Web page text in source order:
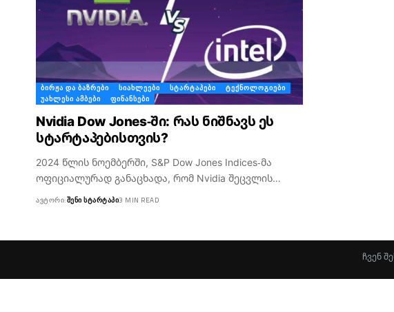
ᲑᲘᲠᲟᲐ ᲓᲐ ᲑᲐᲖᲠᲔᲑᲘ ᲡᲘᲐᲮᲚᲔᲔᲑᲘ ᲡᲢᲐᲠᲢᲐᲞᲔᲑᲘ
ᲢᲔᲥᲜᲝᲚᲝᲒᲘᲔᲑᲘ
ᲣᲐᲮᲚᲔᲡᲘ ᲐᲛᲑᲔᲑᲘ
ᲤᲘᲜᲐᲜᲡᲔᲑᲘ
Nvidia Dow Jones-ში: რას ნიშნავს ეს
სტარტაპებისთვის?
2024 წლის ნოემბერში, S&P Dow Jones Indices-მა
ოფიციალურად განაცხადა, რომ Nvidia შეცვლის…
ᲐᲕᲢᲝᲠᲘ:ᲨᲔᲜᲘ ᲡᲢᲐᲠᲢᲐᲞᲘ3 MIN READ
ჩვენ